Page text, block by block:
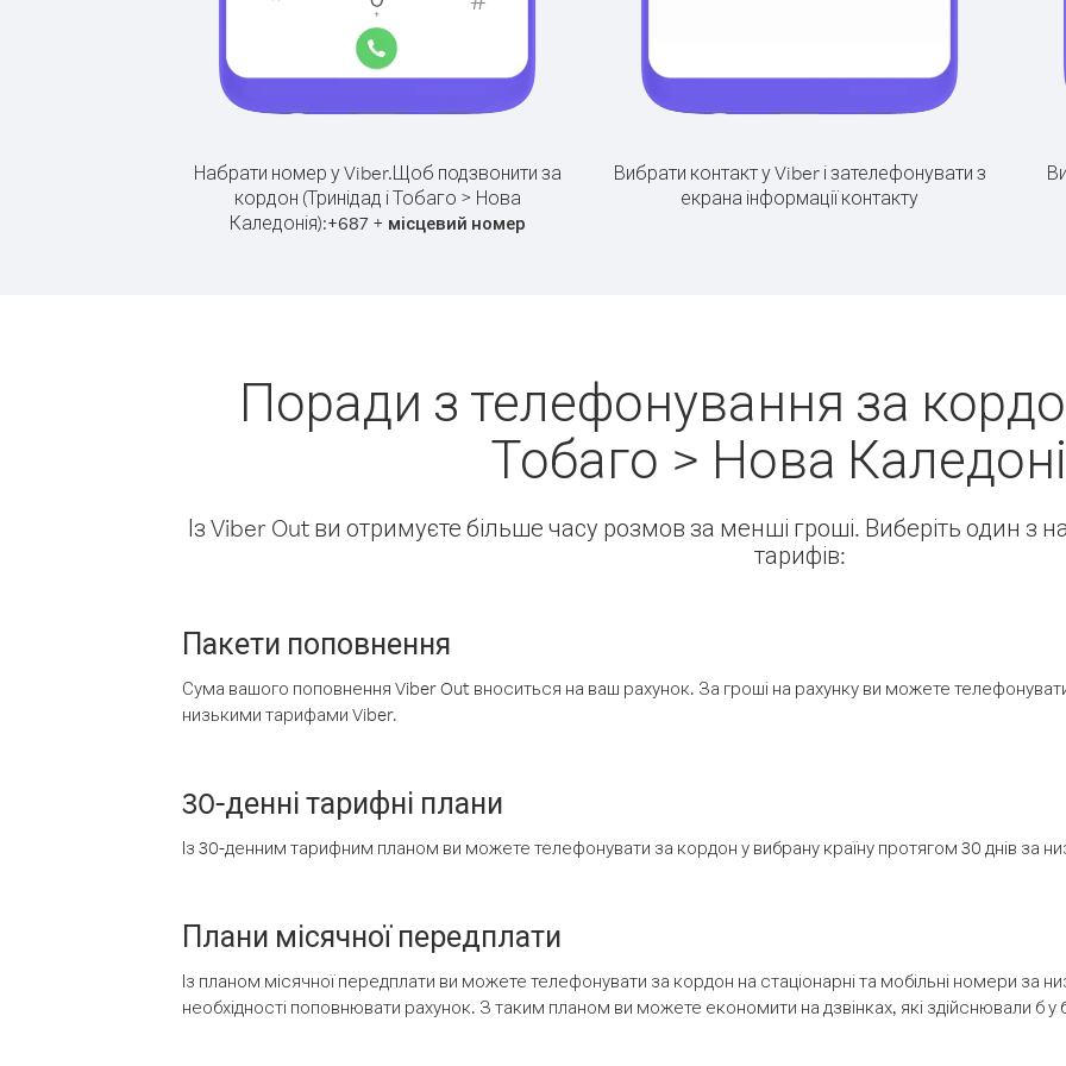
Набрати номер у Viber.Щоб подзвонити за
кордон (Тринідад і Тобаго > Нова
Каледонія):+687+ місцевий номер
Вибрати контакт у Viber і зателефонувати з
екрана інформації контакту
Поради з телефонування за
Тобаго > Нова
Із Viber Out ви отримуєте більше часу розмов за менші гроші. Виберіть один з
тарифів:
Пакети поповнення
Сума вашого поповнення Viber Out вноситься на ваш рахунок. За гроші на рахунку ви можете телефонувати
низькими тарифами Viber.
30-денні тарифні плани
Із 30-денним тарифним планом ви можете телефонувати за кордон у вибрану країну протягом 30 днів за
Плани місячної передплати
Із планом місячної передплати ви можете телефонувати за кордон на стаціонарні та мобільні номери за
необхідності поповнювати рахунок. З таким планом ви можете економити на дзвінках, які здійснювали б у